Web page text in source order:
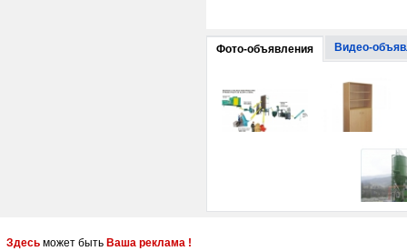
Фото-объявления Видео-
Здесь может быть Ваша реклама !